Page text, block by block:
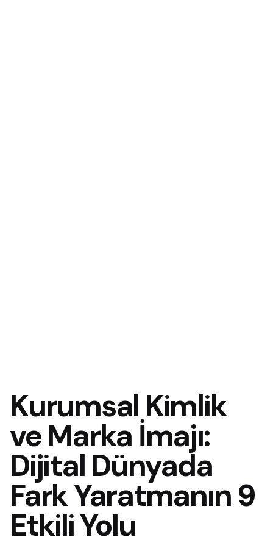
Kurumsal Kimlik
ve Marka İmajı:
Dijital Dünyada
Fark Yaratmanın 9
Etkili Yolu